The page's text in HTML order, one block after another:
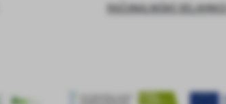
RAČUNALNIŠKE DELAVNICE